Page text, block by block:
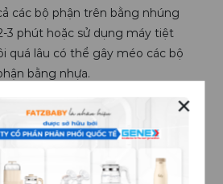
✕
các bộ phận trên bằng nhúng
3 phút hoặc sử dụng máy tiệt
quá lâu có thể gây méo các bộ
bằng nhựa.
mát.
LƯU Ý